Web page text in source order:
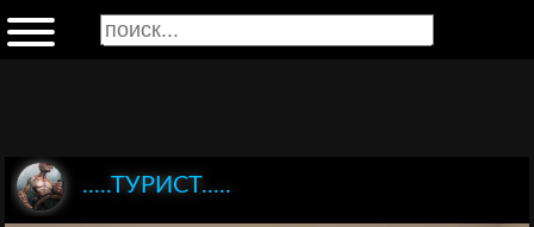
.....ТУРИСТ.....